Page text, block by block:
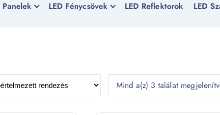
Panelek LED Fénycsövek LED Reflektorok LED
Mind a(z) 3 találat